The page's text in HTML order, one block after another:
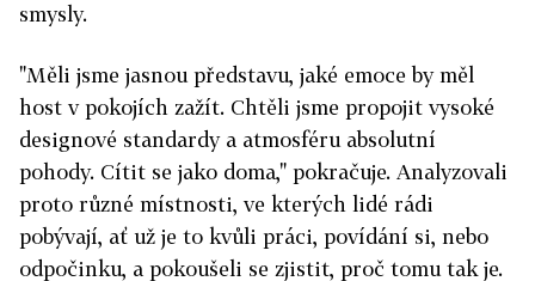
smysly.
"Měli jsme jasnou představu, jaké emoce by měl
host v pokojích zažít. Chtěli jsme propojit vysoké
designové standardy a atmosféru absolutní
pohody. Cítit se jako doma," pokračuje. Analyzovali
proto různé místnosti, ve kterých lidé rádi
pobývají, ať už je to kvůli práci, povídání si, nebo
odpočinku, a pokoušeli se zjistit, proč tomu tak je.